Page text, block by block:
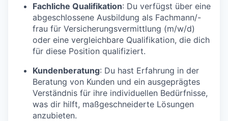
Fachliche Qualifikation: Du verfügst über eine
abgeschlossene Ausbildung als Fachmann/-
frau für Versicherungsvermittlung (m/w/d)
oder eine vergleichbare Qualifikation, die dich
für diese Position qualifiziert.
Kundenberatung: Du hast Erfahrung in der
Beratung von Kunden und ein ausgeprägtes
Verständnis für ihre individuellen Bedürfnisse,
was dir hilft, maßgeschneiderte Lösungen
anzubieten.